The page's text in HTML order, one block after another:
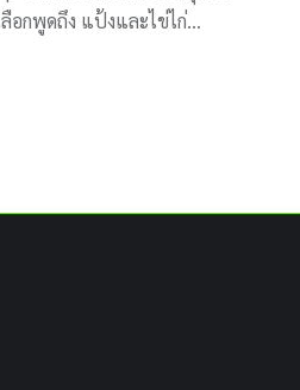
กพูดถึง แป้งและไข่ไก่…